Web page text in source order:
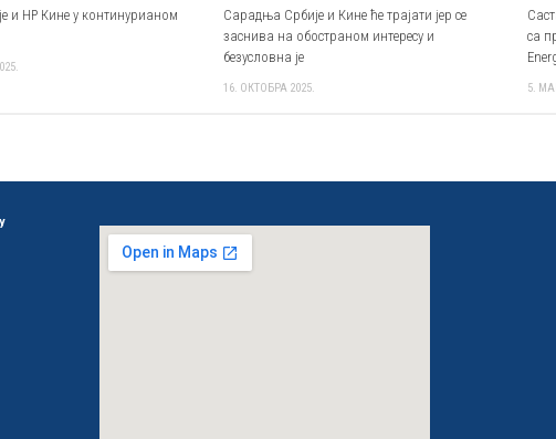
и НР Кине у континурианом
Сарадња Србије и Кине ће трајати јер се
заснива на обостраном интересу и
безусловна је
16. ОКТОБРА 2025.
са
5.